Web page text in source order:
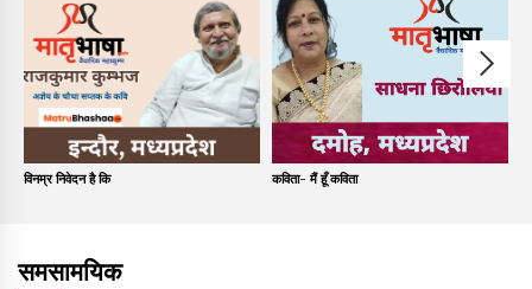
विनम्र निवेदन है कि कविता- मैं हूँ कविता
समसामयिक